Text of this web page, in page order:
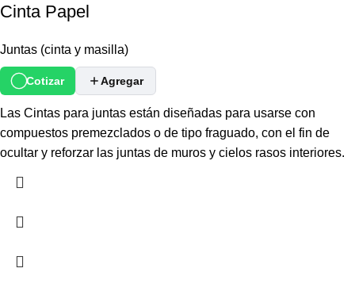
Cinta Papel
Juntas (cinta y masilla)
Cotizar Agregar
Las Cintas para juntas están diseñadas para usarse con
compuestos premezclados o de tipo fraguado, con el fin de
ocultar y reforzar las juntas de muros y cielos rasos interiores.